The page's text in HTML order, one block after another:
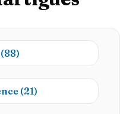
(88)
(21)